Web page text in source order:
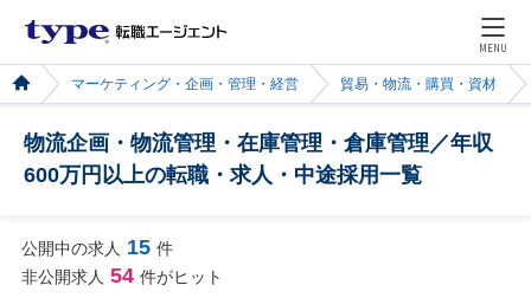
MENU
マーケティング・企画・管理・経営 貿易・物流・購買・資材
物流企画・物流管理・在庫管理・倉庫管理／年収
600万円以上の転職・求人・中途採用一覧
公開中の求人 15 件
非公開求人 54 件がヒット